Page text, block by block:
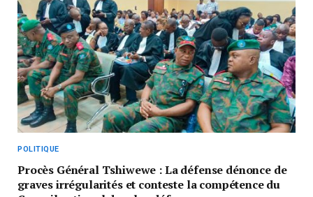
POLITIQUE
Procès Général Tshiwewe : La défense dénonce de
graves irrégularités et conteste la compétence du